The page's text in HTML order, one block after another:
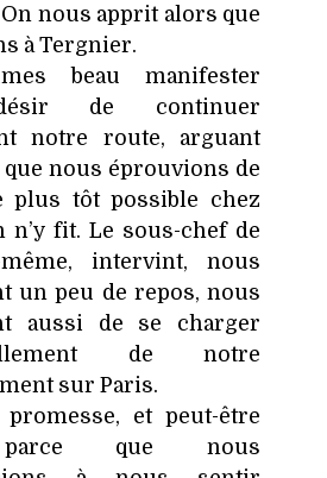
nous apprit alors que
à Tergnier.
beau manifester
de continuer
notre route, arguant
nous éprouvions de
plus tôt possible chez
n’y fit. Le sous-chef de
intervint, nous
un peu de repos, nous
aussi de se charger
de notre
sur Paris.
et peut-être
que nous